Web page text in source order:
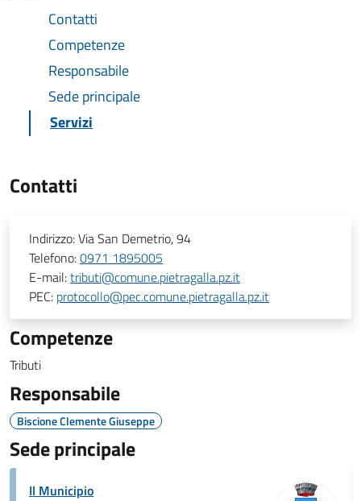
Contatti
Competenze
Responsabile
Sede principale
Servizi
Contatti
Indirizzo:Via San Demetrio, 94
Telefono:0971 1895005
E-mail:tributi@comune.pietragalla.pz.it
PEC: protocollo@pec.comune.pietragalla.pz.it
Competenze
Tributi
Responsabile
Biscione Clemente Giuseppe
Sede principale
Il Municipio